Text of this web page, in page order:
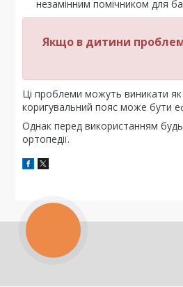
незамінним помічником для
Якщо в дитини
Ці проблеми можуть виникати як
коригувальний пояс може бути
Однак перед використанням
ортопедії.